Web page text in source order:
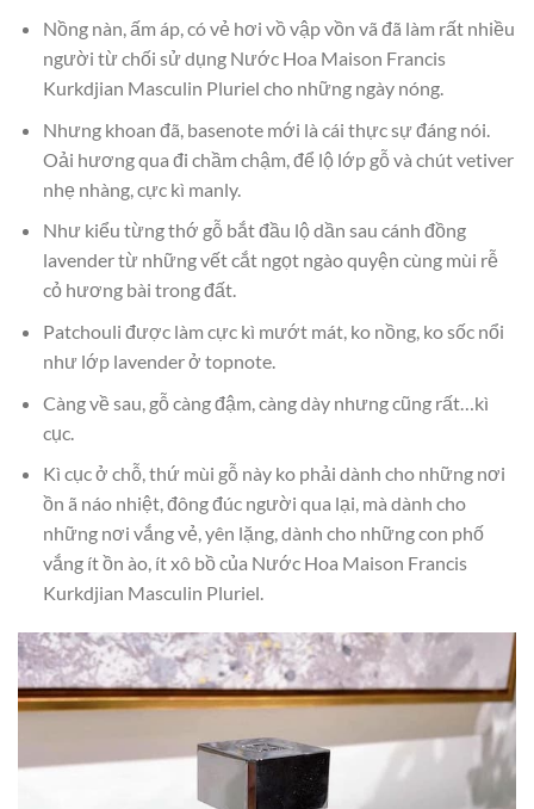
Nồng nàn, ấm áp, có vẻ hơi vồ vập vồn vã đã làm rất nhiều
người từ chối sử dụng Nước Hoa Maison Francis
Kurkdjian Masculin Pluriel cho những ngày nóng.
Nhưng khoan đã, basenote mới là cái thực sự đáng nói.
Oải hương qua đi chầm chậm, để lộ lớp gỗ và chút vetiver
nhẹ nhàng, cực kì manly.
Như kiểu từng thớ gỗ bắt đầu lộ dần sau cánh đồng
lavender từ những vết cắt ngọt ngào quyện cùng mùi rễ
cỏ hương bài trong đất.
Patchouli được làm cực kì mướt mát, ko nồng, ko sốc nổi
như lớp lavender ở topnote.
Càng về sau, gỗ càng đậm, càng dày nhưng cũng rất…kì
cục.
Kì cục ở chỗ, thứ mùi gỗ này ko phải dành cho những nơi
ồn ã náo nhiệt, đông đúc người qua lại, mà dành cho
những nơi vắng vẻ, yên lặng, dành cho những con phố
vắng ít ồn ào, ít xô bồ của Nước Hoa Maison Francis
Kurkdjian Masculin Pluriel.